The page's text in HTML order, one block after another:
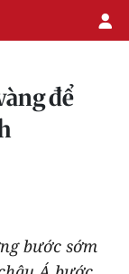
để
bước sớm